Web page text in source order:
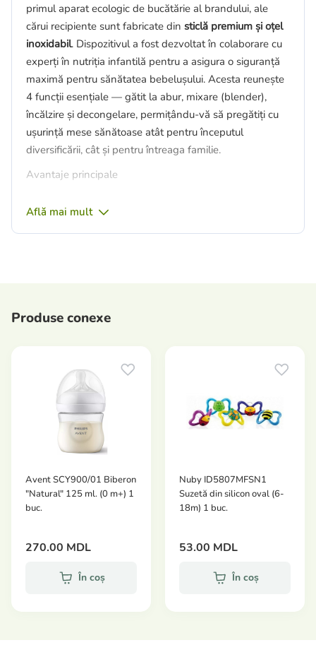
primul aparat ecologic de bucătărie al brandului, ale
cărui recipiente sunt fabricate din sticlă premium și oțel
inoxidabil. Dispozitivul a fost dezvoltat în colaborare cu
experți în nutriția infantilă pentru a asigura o siguranță
maximă pentru sănătatea bebelușului. Acesta reunește
4 funcții esențiale — gătit la abur, mixare (blender),
încălzire și decongelare, permițându-vă să pregătiți cu
ușurință mese sănătoase atât pentru începutul
diversificării, cât și pentru întreaga familie.
Avantaje principale
sticlă rezistentă și coșurile din oțel inoxidabil nu
absorb mirosurile, nu se pătează, nu elimină
încălzitor de biberoane/borcănașe de piure și un
Capacitate totală generoasă (1.9 litri)
: include un
recipient pentru aburi cu volumul de
un vas pentru blender de
650 ml. Acest lucru vă
permite să pregătiți până la 6 porții de mâncare
pentru bebeluși (a câte 120 ml fiecare) dintr-o
singură tură sau să faceți stocuri la congelator.
Păstrarea vitaminelor și a sucului nutritiv: gătirea
delicată cu abur protejează nutrienții esențiali.
Tavă specială detașabilă colectează sucul plin de
adăugat înapoi în blender pentru a obține textura
Control digital intuitiv și precis
: panoul central
Află mai mult
Produse conexe
Avent SCY900/01 Biberon
"Natural" 125 ml. (0 m+) 1
buc.
270.00 MDL
În coș
Nuby ID5807MFSN1
Suzetă din silicon oval (6-
18m) 1 buc.
53.00 MDL
În coș